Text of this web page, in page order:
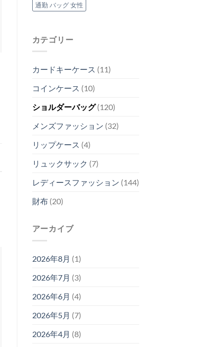
通勤 バッグ 女性
カテゴリー
カードキーケース (11)
コインケース (10)
ショルダーバッグ(120)
メンズファッション (32)
リップケース (4)
リュックサック (7)
レディースファッション (144)
財布(20)
アーカイブ
2026年8月 (1)
2026年7月 (3)
2026年6月 (4)
2026年5月 (7)
2026年4月 (8)